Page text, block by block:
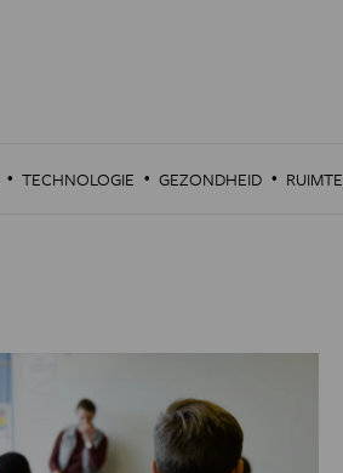
· TECHNOLOGIE · GEZONDHEID · RUIMTE